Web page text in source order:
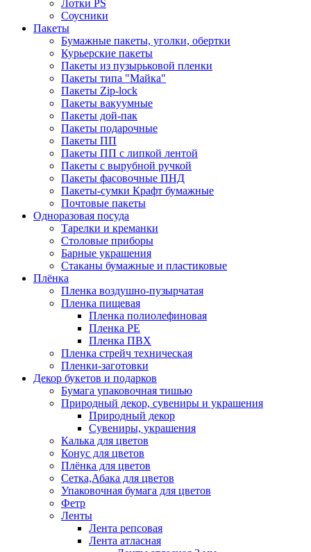
Лотки PS
Соусники
Пакеты
Бумажные пакеты, уголки, обертки
Курьерские пакеты
Пакеты из пузырьковой пленки
Пакеты типа "Майка"
Пакеты Zip-lock
Пакеты вакуумные
Пакеты дой-пак
Пакеты подарочные
Пакеты ПП
Пакеты ПП с липкой лентой
Пакеты с вырубной ручкой
Пакеты фасовочные ПНД
Пакеты-сумки Крафт бумажные
Почтовые пакеты
Одноразовая посуда
Тарелки и креманки
Столовые приборы
Барные украшения
Стаканы бумажные и пластиковые
Плёнка
Пленка воздушно-пузырчатая
Пленка пищевая
Пленка полиолефиновая
Пленка PE
Пленка ПВХ
Пленка стрейч техническая
Пленки-заготовки
Декор букетов и подарков
Бумага упаковочная тишью
Природный декор, сувениры и украшения
Природный декор
Сувениры, украшения
Калька для цветов
Конус для цветов
Плёнка для цветов
Сетка,Абака для цветов
Упаковочная бумага для цветов
Фетр
Ленты
Лента репсовая
Лента атласная